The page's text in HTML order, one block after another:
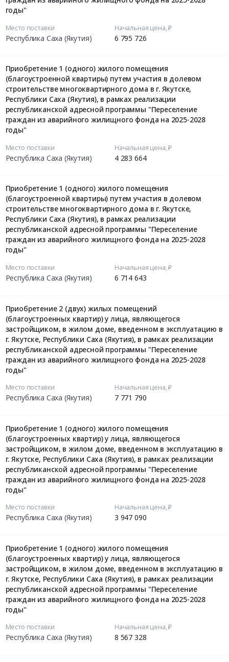
годы"
Место поставки
Республика Саха (Якутия)
Начальная цена, ₽
6 795 726
Приобретение 1 (одного) жилого помещения
(благоустроенной квартиры) путем участия в долевом
строительстве многоквартирного дома в г. Якутске,
Республики Саха (Якутия), в рамках реализации
республиканской адресной программы "Переселение
граждан из аварийного жилищного фонда на 2025-2028
годы"
Место поставки
Республика Саха (Якутия)
Начальная цена, ₽
4 283 664
Приобретение 1 (одного) жилого помещения
(благоустроенной квартиры) путем участия в долевом
строительстве многоквартирного дома в г. Якутске,
Республики Саха (Якутия), в рамках реализации
республиканской адресной программы "Переселение
граждан из аварийного жилищного фонда на 2025-2028
годы"
Место поставки
Республика Саха (Якутия)
Начальная цена, ₽
6 714 643
Приобретение 2 (двух) жилых помещений
(благоустроенных квартир) у лица, являющегося
застройщиком, в жилом доме, введенном в эксплуатацию в
г. Якутске, Республики Саха (Якутия), в рамках реализации
республиканской адресной программы "Переселение
граждан из аварийного жилищного фонда на 2025-2028
годы"
Место поставки
Республика Саха (Якутия)
Начальная цена, ₽
7 771 790
Приобретение 1 (одного) жилого помещения
(благоустроенных квартир) у лица, являющегося
застройщиком, в жилом доме, введенном в эксплуатацию в
г. Якутске, Республики Саха (Якутия), в рамках реализации
республиканской адресной программы "Переселение
граждан из аварийного жилищного фонда на 2025-2028
годы"
Место поставки
Республика Саха (Якутия)
Начальная цена, ₽
3 947 090
Приобретение 1 (одного) жилого помещения
(благоустроенных квартир) у лица, являющегося
застройщиком, в жилом доме, введенном в эксплуатацию в
г. Якутске, Республики Саха (Якутия), в рамках реализации
республиканской адресной программы "Переселение
граждан из аварийного жилищного фонда на 2025-2028
годы"
Место поставки
Республика Саха (Якутия)
Начальная цена, ₽
8 567 328